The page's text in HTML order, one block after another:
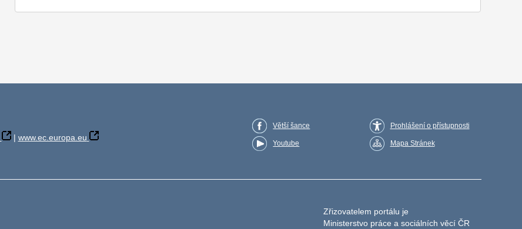
| www.ec.europa.eu
Větší šance
Youtube
Prohlášení o přístupnosti
Mapa Stránek
Zřizovatelem portálu je
Ministerstvo práce a sociálních věcí ČR